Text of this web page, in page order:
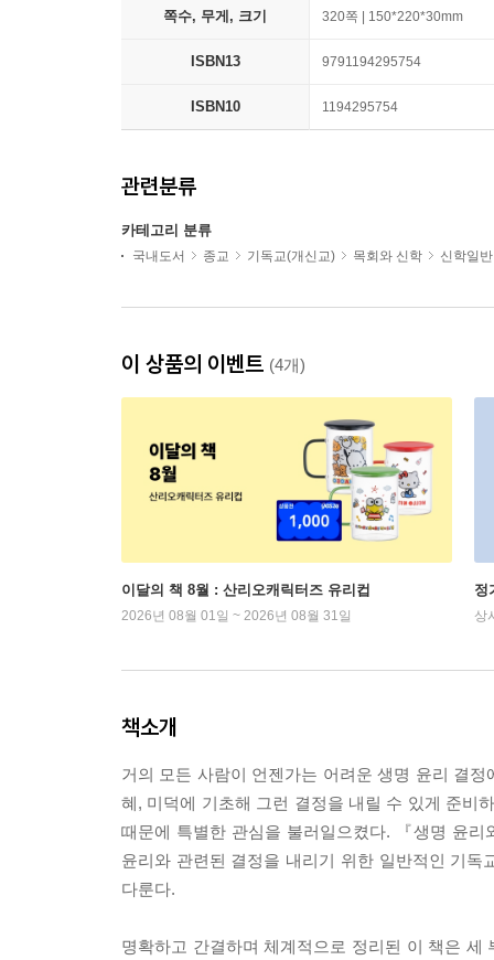
쪽수, 무게, 크기 320쪽 | 150*220*30mm
ISBN13 9791194295754
ISBN10 1194295754
관련분류
카테고리 분류
국내도서 종교 기독교(개신교) 목회와 신학 신학일반
이 상품의 이벤트 (4개)
이달의 책 8월 : 산리오캐릭터즈 유리컵
2026년 08월 01일 ~ 2026년 08월 31일
정
상
책소개
거의 모든 사람이 언젠가는 어려운 생명 윤리 결
혜, 미덕에 기초해 그런 결정을 내릴 수 있게 준비
때문에 특별한 관심을 불러일으켰다. 『생명 윤
윤리와 관련된 결정을 내리기 위한 일반적인 기
다룬다.
명확하고 간결하며 체계적으로 정리된 이 책은